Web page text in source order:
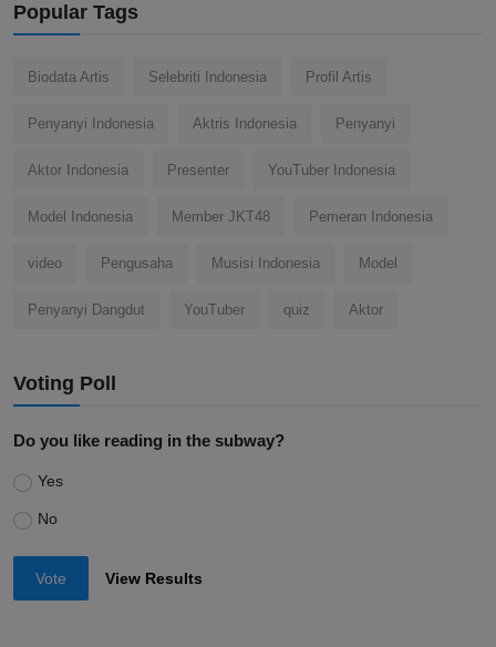
Popular Tags
Biodata Artis Selebriti Indonesia Profil Artis
Penyanyi Indonesia Aktris Indonesia Penyanyi
Aktor Indonesia Presenter YouTuber Indonesia
Model Indonesia Member JKT48 Pemeran Indonesia
video Pengusaha Musisi Indonesia Model
Penyanyi Dangdut YouTuber quiz Aktor
Voting Poll
Do you like reading in the subway?
Yes
No
Vote View Results